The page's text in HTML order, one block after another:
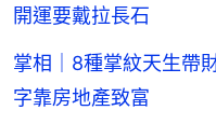
開運要戴拉長石
掌相｜8種掌紋天生帶
字靠房地產致富